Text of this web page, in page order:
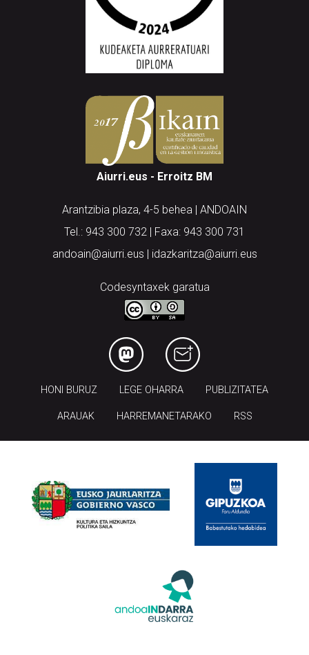
Aiurri.eus - Erroitz BM
Arantzibia plaza, 4-5 behea | ANDOAIN
Tel.: 943 300 732 | Faxa: 943 300 731
andoain@aiurri.eus | idazkaritza@aiurri.eus
Codesyntaxek garatua
HONI BURUZ LEGE OHARRA PUBLIZITATEA
ARAUAK HARREMANETARAKO RSS